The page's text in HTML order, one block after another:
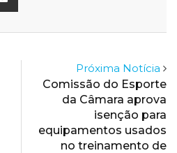
Próxima Notícia
Comissão do Esporte
da Câmara aprova
isenção para
equipamentos usados
no treinamento de